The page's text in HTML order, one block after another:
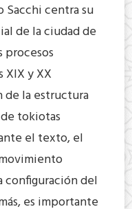
centra su
de la ciudad de
procesos
y XX
la estructura
tokiotas
el texto, el
del
es importante